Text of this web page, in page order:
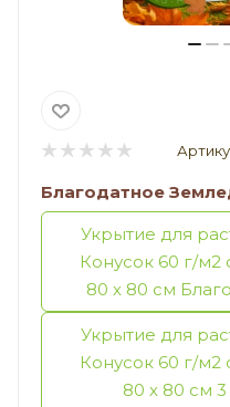
Благодатное
Укрытие для
Конусок 60 г/м2
80 х 80 см
Укрытие для
Конусок 60 г/м2
80 х 80 см